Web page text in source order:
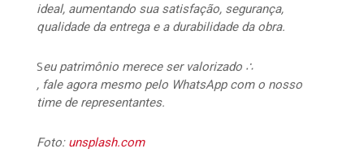
ideal, aumentando sua satisfação, segurança,
qualidade da entrega e a durabilidade da obra.
Seu patrimônio merece ser valorizado ∴
, fale agora mesmo pelo WhatsApp com o nosso
time de representantes.
Foto: unsplash.com